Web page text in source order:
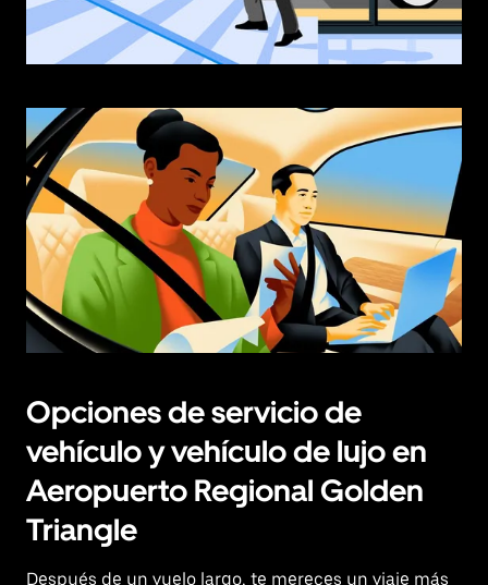
Opciones de servicio de
vehículo y vehículo de lujo en
Aeropuerto Regional Golden
Triangle
Después de un vuelo largo, te mereces un viaje más